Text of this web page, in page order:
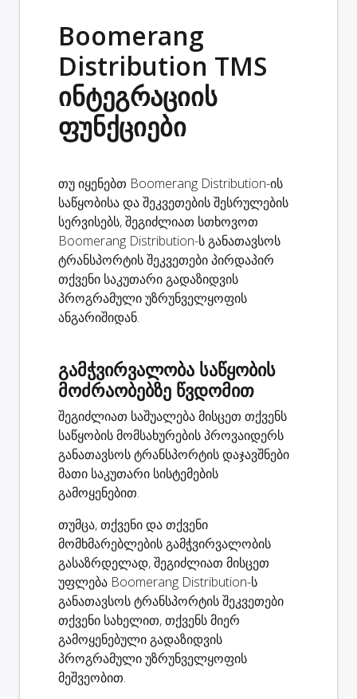
Boomerang
Distribution TMS
ინტეგრაციის
ფუნქციები
თუ იყენებთ Boomerang Distribution-ის
საწყობისა და შეკვეთების შესრულების
სერვისებს, შეგიძლიათ სთხოვოთ
Boomerang Distribution-ს განათავსოს
ტრანსპორტის შეკვეთები პირდაპირ
თქვენი საკუთარი გადაზიდვის
პროგრამული უზრუნველყოფის
ანგარიშიდან.
გამჭვირვალობა საწყობის
მოძრაობებზე წვდომით
შეგიძლიათ საშუალება მისცეთ თქვენს
საწყობის მომსახურების პროვაიდერს
განათავსოს ტრანსპორტის დაჯავშნები
მათი საკუთარი სისტემების
გამოყენებით.
თუმცა, თქვენი და თქვენი
მომხმარებლების გამჭვირვალობის
გასაზრდელად, შეგიძლიათ მისცეთ
უფლება Boomerang Distribution-ს
განათავსოს ტრანსპორტის შეკვეთები
თქვენი სახელით, თქვენს მიერ
გამოყენებული გადაზიდვის
პროგრამული უზრუნველყოფის
მეშვეობით.